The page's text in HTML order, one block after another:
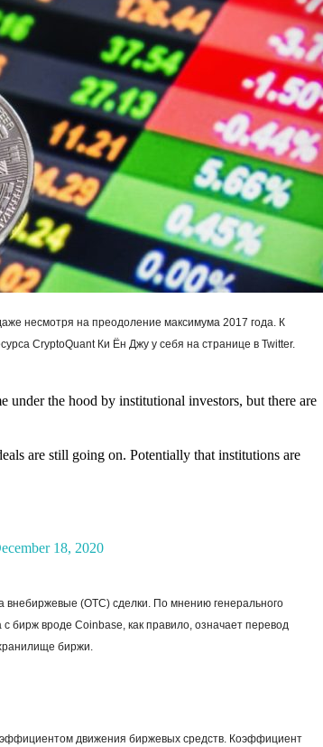
несмотря на преодоление максимума 2017 года. К
CryptoQuant Ки Ён Джу у себя на странице в Twitter.
under the hood by institutional investors, but there are
are still going on. Potentially that institutions are
18, 2020
внебиржевые (OTC) сделки. По мнению генерального
бирж вроде Coinbase, как правило, означает перевод
биржи.
движения биржевых средств. Коэффициент